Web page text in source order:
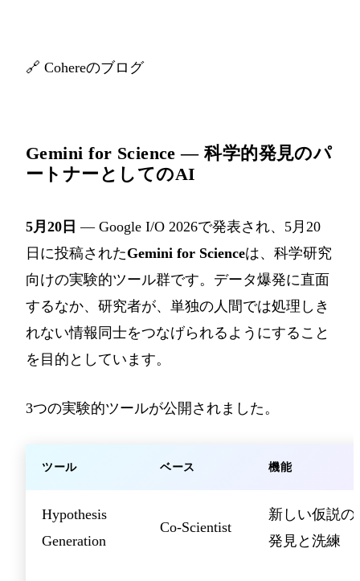
🔗 Cohereのブログ
Gemini for Science — 科学的発見のパ
ートナーとしてのAI
5月20日 — Google I/O 2026で発表され、5月20
日に投稿されたGemini for Scienceは、科学研究
向けの実験的ツール群です。データ爆発に直面
するなか、研究者が、単独の人間では処理しき
れない情報同士をつなげられるようにすること
を目的としています。
3つの実験的ツールが公開されました。
ツール ベース 機能
Hypothesis
Generation
Co-Scientist
新しい仮説の
発見と洗練